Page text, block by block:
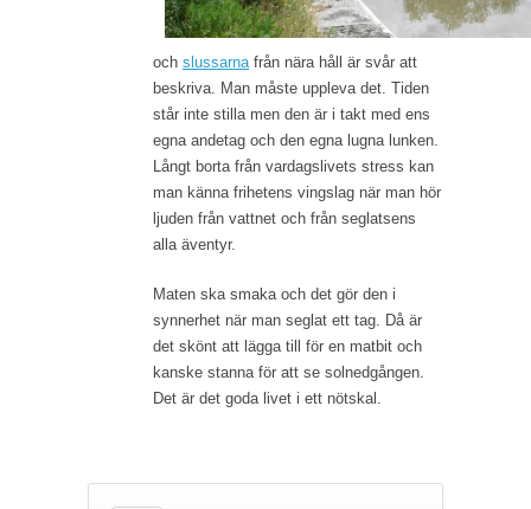
och slussarnafrån nära håll är svår att
beskriva. Man måste uppleva det. Tiden
står inte stilla men den är i takt med ens
egna andetag och den egna lugna lunken.
Långt borta från vardagslivets stress kan
man känna frihetens vingslag när man hör
ljuden från vattnet och från seglatsens
alla äventyr.
Maten ska smaka och det gör den i
synnerhet när man seglat ett tag. Då är
det skönt att lägga till för en matbit och
kanske stanna för att se solnedgången.
Det är det goda livet i ett nötskal.